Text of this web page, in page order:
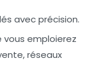
avec précision.
vous emploierez
réseaux